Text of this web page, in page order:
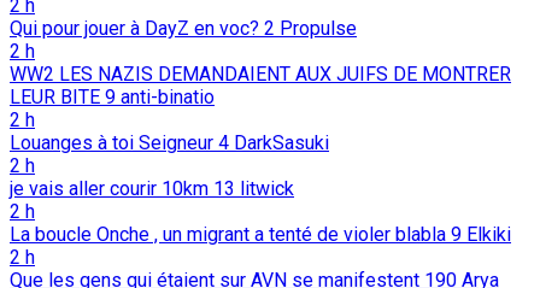
2 h
Qui pour jouer à DayZ en voc? 2 Propulse
2 h
WW2 LES NAZIS DEMANDAIENT AUX JUIFS DE MONTRER
LEUR BITE 9 anti-binatio
2 h
Louanges à toi Seigneur 4 DarkSasuki
2 h
je vais aller courir 10km 13 litwick
2 h
La boucle Onche , un migrant a tenté de violer blabla 9 Elkiki
2 h
Que les gens qui étaient sur AVN se manifestent 190 Arya